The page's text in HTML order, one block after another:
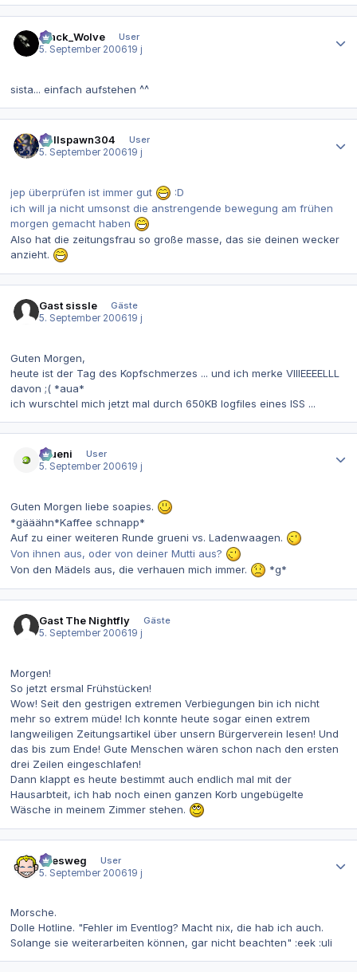
Black_Wolve
User
5. September 200619 j
sista... einfach aufstehen ^^
Hellspawn304
User
5. September 200619 j
jep überprüfen ist immer gut
:D
ich will ja nicht umsonst die anstrengende bewegung am frühen
morgen gemacht haben
Also hat die zeitungsfrau so große masse, das sie deinen wecker
anzieht.
Gast sissle
Gäste
5. September 200619 j
Guten Morgen,
heute ist der Tag des Kopfschmerzes ... und ich merke VIIIEEEELLL
davon ;( *aua*
ich wurschtel mich jetzt mal durch 650KB logfiles eines ISS ...
grueni
User
5. September 200619 j
Guten Morgen liebe soapies.
*gääähn*Kaffee schnapp*
Auf zu einer weiteren Runde grueni vs. Ladenwaagen.
Von ihnen aus, oder von deiner Mutti aus?
Von den Mädels aus, die verhauen mich immer.
*g*
Gast The Nightfly
Gäste
5. September 200619 j
Morgen!
So jetzt ersmal Frühstücken!
Wow! Seit den gestrigen extremen Verbiegungen bin ich nicht
mehr so extrem müde! Ich konnte heute sogar einen extrem
langweiligen Zeitungsartikel über unsern Bürgerverein lesen! Und
das bis zum Ende! Gute Menschen wären schon nach den ersten
drei Zeilen eingeschlafen!
Dann klappt es heute bestimmt auch endlich mal mit der
Hausarbteit, ich hab noch einen ganzen Korb ungebügelte
Wäsche in meinem Zimmer stehen.
allesweg
User
5. September 200619 j
Morsche.
Dolle Hotline. "Fehler im Eventlog? Macht nix, die hab ich auch.
Solange sie weiterarbeiten können, gar nicht beachten" :eek :uli